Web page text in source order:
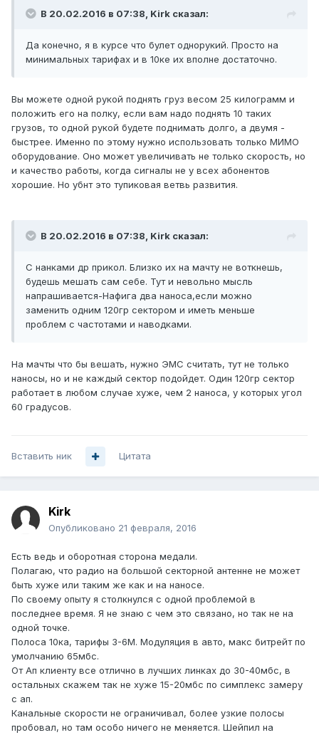
В 20.02.2016 в 07:38, Kirk сказал:
Да конечно, я в курсе что булет однорукий. Просто на
минимальных тарифах и в 10ке их вполне достаточно.
Вы можете одной рукой поднять груз весом 25 килограмм и
положить его на полку, если вам надо поднять 10 таких
грузов, то одной рукой будете поднимать долго, а двумя -
быстрее. Именно по этому нужно использовать только МИМО
оборудование. Оно может увеличивать не только скорость, но
и качество работы, когда сигналы не у всех абонентов
хорошие. Но убнт это тупиковая ветвь развития.
В 20.02.2016 в 07:38, Kirk сказал:
С нанками др прикол. Близко их на мачту не воткнешь,
будешь мешать сам себе. Тут и невольно мысль
напрашивается-Нафига два наноса,если можно
заменить одним 120гр сектором и иметь меньше
проблем с частотами и наводками.
На мачты что бы вешать, нужно ЭМС считать, тут не только
наносы, но и не каждый сектор подойдет. Один 120гр сектор
работает в любом случае хуже, чем 2 наноса, у которых угол
60 градусов.
Вставить ник Цитата
Kirk
Опубликовано 21 февраля, 2016
Есть ведь и оборотная сторона медали.
Полагаю, что радио на большой секторной антенне не может
быть хуже или таким же как и на наносе.
По своему опыту я столкнулся с одной проблемой в
последнее время. Я не знаю с чем это связано, но так не на
одной точке.
Полоса 10ка, тарифы 3-6М. Модуляция в авто, макс битрейт по
умолчанию 65мбс.
От Ап клиенту все отлично в лучших линках до 30-40мбс, в
остальных скажем так не хуже 15-20мбс по симплекс замеру
с ап.
Канальные скорости не ограничивал, более узкие полосы
пробовал, но там особо ничего не меняется. Шейпил на